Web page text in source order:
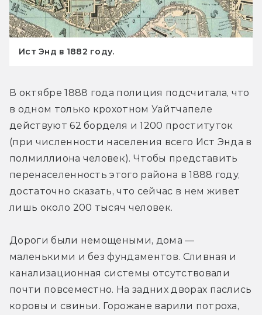
Ист Энд в 1882 году.
В октябре 1888 года полиция подсчитала, что
в одном только крохотном Уайтчапеле
действуют 62 борделя и 1200 проституток
(при численности населения всего Ист Энда в
полмиллиона человек). Чтобы представить
перенаселенность этого района в 1888 году,
достаточно сказать, что сейчас в нем живет
лишь около 200 тысяч человек.
Дороги были немощеными, дома —
маленькими и без фундаментов. Сливная и
канализационная системы отсутствовали
почти повсеместно. На задних дворах паслись
коровы и свиньи. Горожане варили потроха,